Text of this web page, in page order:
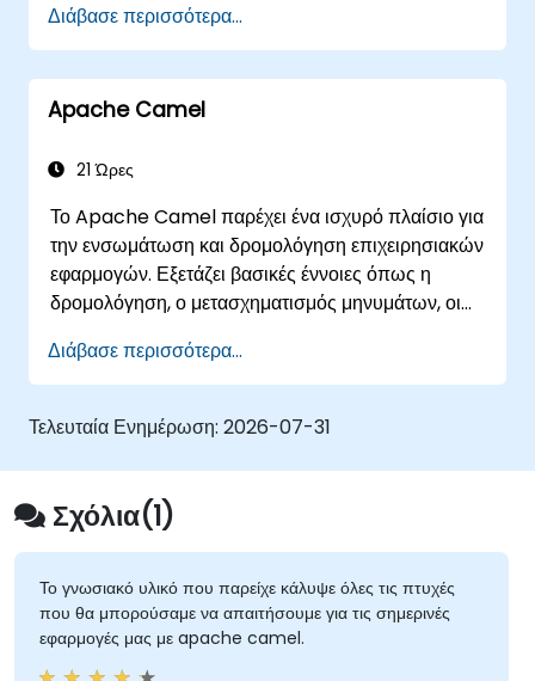
Να διαχειρίζονται σφάλματα και εξαιρέσεις σε
πολύπλοκα σενάρια ολοκλήρωσης.
Να συνθέτουν το Apache Camel με διάφορες
τεχνολογίες και πλατφόρμες.
Διάβασε περισσότερα...
Apache Camel
21 Ώρες
Το Apache Camel παρέχει ένα ισχυρό πλαίσιο για
την ενσωμάτωση και δρομολόγηση επιχειρησιακών
εφαρμογών. Εξετάζει βασικές έννοιες όπως η
δρομολόγηση, ο μετασχηματισμός μηνυμάτων, οι
συστατικών, τα Μοτίβα Ενσωμάτωσης
Επιχειρήσεων και η διαχείριση συναλλαγών.
Καθοδηγεί τους προγραμματιστές μέσω πρακτικής
παραμετροποίησης ορισμών διαδρομών,
σύνδεσης beans, ελέγχου ταυτοχρονισμού και
τεχνικών παρακολούθησης. Εξοπλίζει τους
επαγγελματίες ώστε να σχεδιάζουν αξιόπιστα
επίπεδα επικοινωνίας μικροϋπηρεσιών,
βελτιστοποιώντας τις ροές δεδομένων.
Διάβασε περισσότερα...
Τελευταία Ενημέρωση: 2026-07-31
Σχόλια(1)
Το γνωσιακό υλικό που παρείχε κάλυψε όλες τις πτυχές
που θα μπορούσαμε να απαιτήσουμε για τις σημερινές
εφαρμογές μας με apache camel.